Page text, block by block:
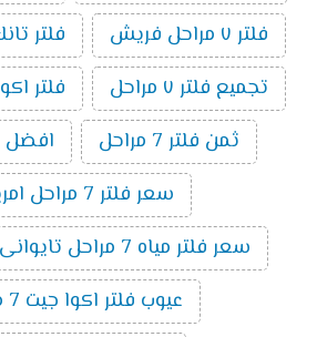
فلتر ٧ مراحل فريش
فلتر تانك 7 مراحل
تجميع فلتر ٧ مراحل
فلتر اكوا
ثمن فلتر 7 مراحل
افضل فلتر
سعر فلتر 7 مراحل امريكى
سعر فلتر مياه 7 مراحل تايوانى امريكي 2019
عيوب فلتر اكوا جيت 7 مراحل